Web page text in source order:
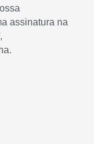
assinatura na
.